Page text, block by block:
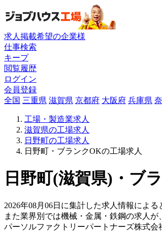
求人掲載希望の企業様
仕事検索
キープ
閲覧履歴
ログイン
会員登録
全国 三重県 滋賀県 京都府 大阪府 兵庫県
工場・製造業求人
滋賀県の工場求人
日野町の工場求人
日野町・ブランクOKの工場求人
日野町(滋賀県)・ブ
2026年08月06日に集計した求人情報によ
また業界別では機械・金属・鉄鋼の求人
パーソルファクトリーパートナーズ株式会